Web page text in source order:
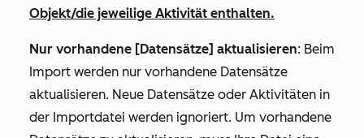
Objekt/die jeweilige Aktivität enthalten.
Nur vorhandene [Datensätze] aktualisieren: Beim
Import werden nur vorhandene Datensätze
aktualisieren. Neue Datensätze oder Aktivitäten in
der Importdatei werden ignoriert. Um vorhandene